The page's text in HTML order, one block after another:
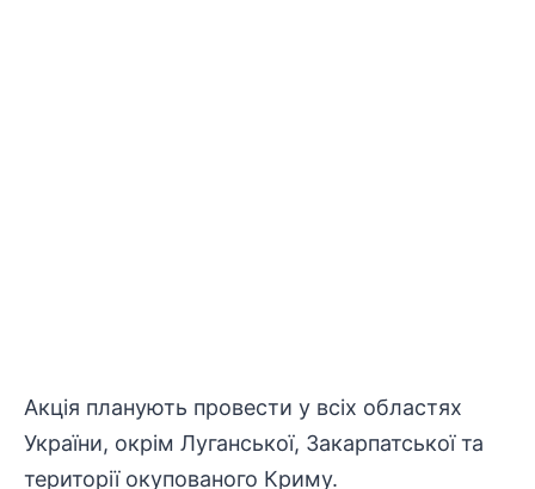
Акція планують провести у всіх областях
України, окрім Луганської, Закарпатської та
території окупованого Криму.